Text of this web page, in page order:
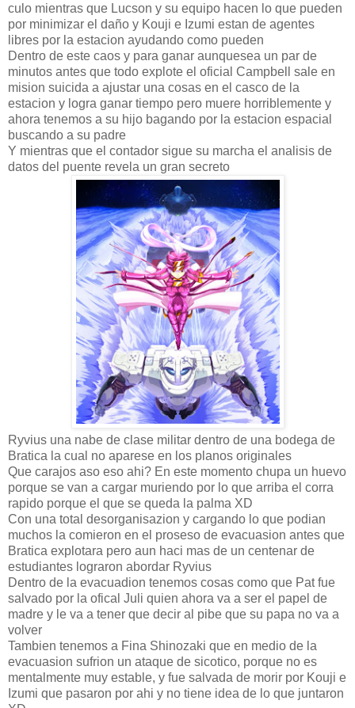
culo mientras que Lucson y su equipo hacen lo que pueden
por minimizar el daño y Kouji e Izumi estan de agentes
libres por la estacion ayudando como pueden
Dentro de este caos y para ganar aunquesea un par de
minutos antes que todo explote el oficial Campbell sale en
mision suicida a ajustar una cosas en el casco de la
estacion y logra ganar tiempo pero muere horriblemente y
ahora tenemos a su hijo bagando por la estacion espacial
buscando a su padre
Y mientras que el contador sigue su marcha el analisis de
datos del puente revela un gran secreto
Ryvius una nabe de clase militar dentro de una bodega de
Bratica la cual no aparese en los planos originales
Que carajos aso eso ahi? En este momento chupa un huevo
porque se van a cargar muriendo por lo que arriba el corra
rapido porque el que se queda la palma XD
Con una total desorganisazion y cargando lo que podian
muchos la comieron en el proseso de evacuasion antes que
Bratica explotara pero aun haci mas de un centenar de
estudiantes lograron abordar Ryvius
Dentro de la evacuadion tenemos cosas como que Pat fue
salvado por la ofical Juli quien ahora va a ser el papel de
madre y le va a tener que decir al pibe que su papa no va a
volver
Tambien tenemos a Fina Shinozaki que en medio de la
evacuasion sufrion un ataque de sicotico, porque no es
mentalmente muy estable, y fue salvada de morir por Kouji e
Izumi que pasaron por ahi y no tiene idea de lo que juntaron